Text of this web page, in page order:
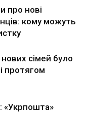
про нові
кому можуть
сімей було
протягом
«Укрпошта»